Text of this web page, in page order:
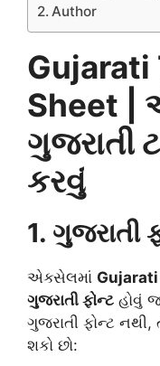
Author
Gujarati
Sheet |
ગુજરાતી
કરવું
1. ગુજરાતી
એક્સેલમાં
ગુજરાતી ફોન્ટ હોવું
ગુજરાતી ફોન્ટ નથી,
શકો છો: